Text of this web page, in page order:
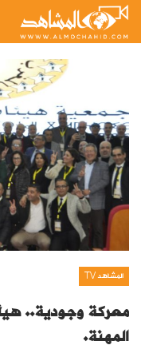
المشاهد TV
معركة وجودية..
المهنة.